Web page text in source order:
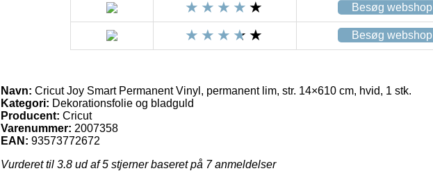
Besøg webshop
Besøg webshop
Navn: Cricut Joy Smart Permanent Vinyl, permanent lim, str. 14×610 cm, hvid, 1 stk.
Kategori: Dekorationsfolie og bladguld
Producent: Cricut
Varenummer: 2007358
EAN: 93573772672
Vurderet til 3.8 ud af 5 stjerner baseret på 7anmeldelser